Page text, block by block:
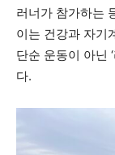
러너가 참가하는
이는 건강과 자기
단순 운동이 아닌
다.